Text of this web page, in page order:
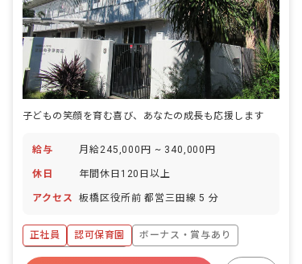
子どもの笑顔を育む喜び、あなたの成長も応援します
給与 月給245,000円 ~ 340,000円
休日 年間休日120日以上
アクセス 板橋区役所前 都営三田線 5 分
正社員 認可保育園
ボーナス・賞与あり
年間休日120日以上